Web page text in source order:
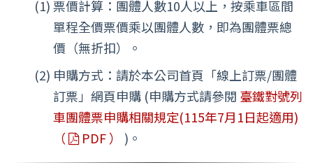
票價計算：團體人數10人以上，按乘車區間
單程全價票價乘以團體人數，即為團體票總
價（無折扣）。
申購方式：請於本公司首頁「線上訂票/團體
訂票」網頁申購 (申購方式請參閱 臺鐵對號列
車團體票申購相關規定(115年7月1日起適用)
（
PDF ） )。